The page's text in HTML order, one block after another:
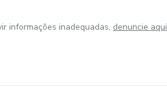
informações inadequadas, denuncie aqui